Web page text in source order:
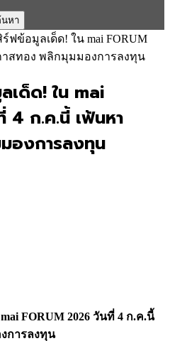
ฟข้อมูลเด็ด! ใน mai FORUM
าสทอง พลิกมุมมองการลงทุน
เด็ด! ใน mai
4 ก.ค.นี้ เฟ้นหา
องการลงทุน
FORUM 2026 วันที่ 4 ก.ค.นี้
การลงทุน